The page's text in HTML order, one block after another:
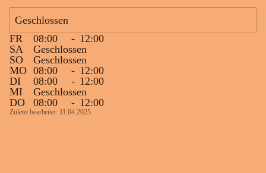
Geschlossen
FR
08:00 - 12:00
SA
Geschlossen
SO
Geschlossen
MO 08:00 - 12:00
DI
08:00 - 12:00
MI
Geschlossen
DO
08:00 - 12:00
Zuletzt bearbeitet: 11.04.2025